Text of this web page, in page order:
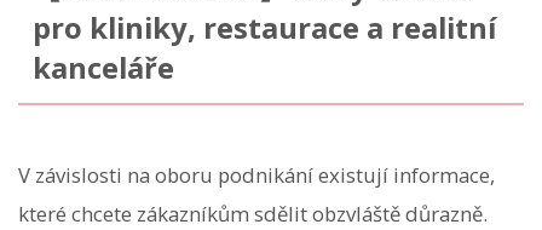
pro kliniky, restaurace a realitní
kanceláře
V závislosti na oboru podnikání existují informace,
které chcete zákazníkům sdělit obzvláště důrazně.